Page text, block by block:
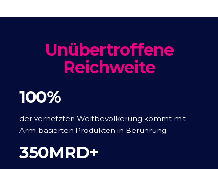
Unübertroffene
Reichweite
100%
der vernetzten Weltbevölkerung kommt mit
Arm-basierten Produkten in Berührung.
350MRD+